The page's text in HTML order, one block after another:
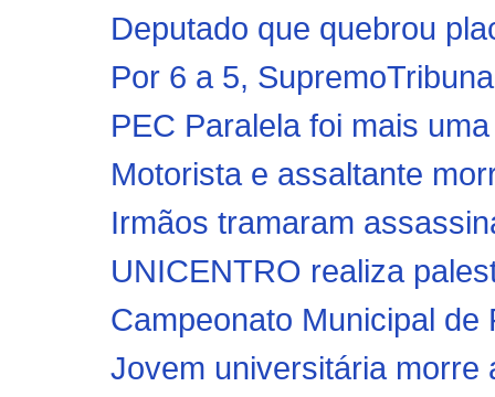
Deputado que quebrou
Por 6 a 5,
PEC Paralela foi mais
Motorista e assaltante
Irmãos tramaram
UNICENTRO realiza
Campeonato Municipal
Jovem universitária morre